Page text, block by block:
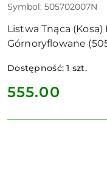
Symbol: 505702007N
Listwa Tnąca (Kosa)
Górnoryflowane
Dostępność:1 szt.
cena:
555.00